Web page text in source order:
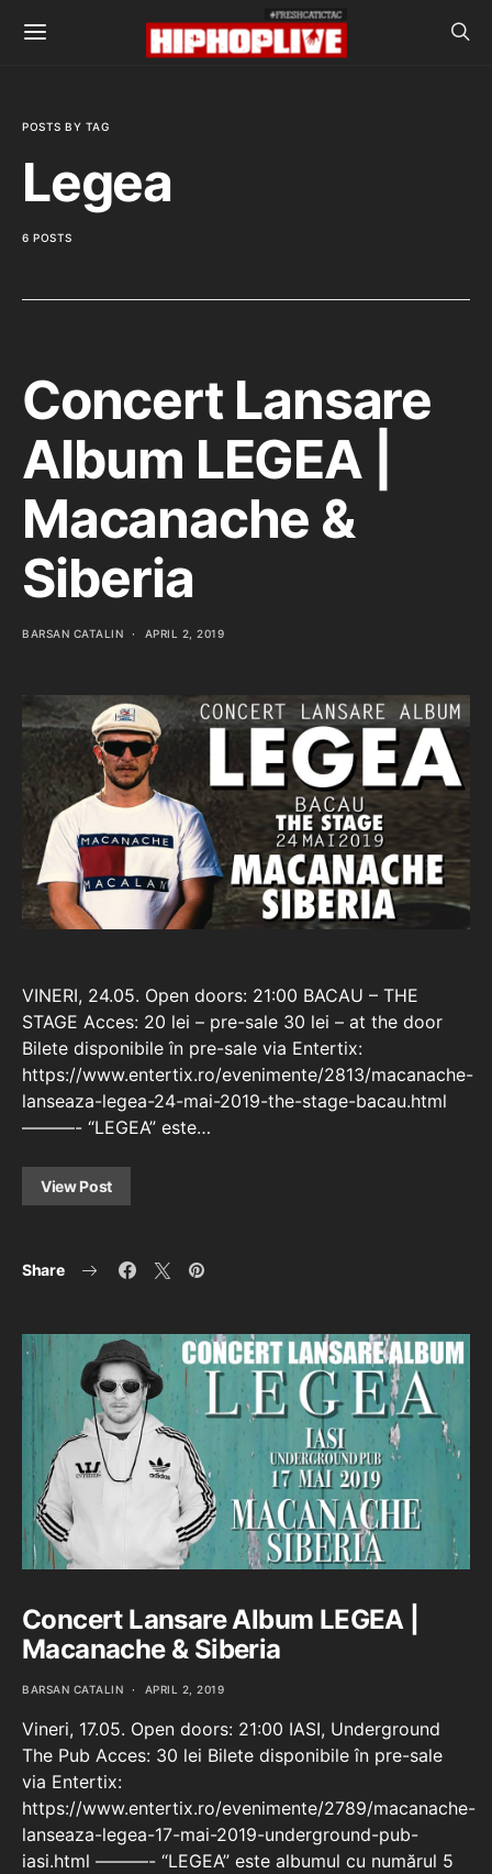
POSTS BY TAG
Legea
6 POSTS
Concert Lansare
Album LEGEA |
Macanache &
Siberia
BARSAN CATALIN APRIL 2, 2019
VINERI, 24.05. Open doors: 21:00 BACAU – THE
STAGE Acces: 20 lei – pre-sale 30 lei – at the door
Bilete disponibile în pre-sale via Entertix:
https://www.entertix.ro/evenimente/2813/macanache-
lanseaza-legea-24-mai-2019-the-stage-bacau.html
———- “LEGEA” este…
View Post
Share
Concert Lansare Album LEGEA |
Macanache & Siberia
BARSAN CATALIN APRIL 2, 2019
Vineri, 17.05. Open doors: 21:00 IASI, Underground
The Pub Acces: 30 lei Bilete disponibile în pre-sale
via Entertix:
https://www.entertix.ro/evenimente/2789/macanache-
lanseaza-legea-17-mai-2019-underground-pub-
iasi.html ———- “LEGEA” este albumul cu numărul 5